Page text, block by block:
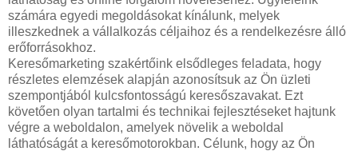
számára egyedi megoldásokat kínálunk, melyek
illeszkednek a vállalkozás céljaihoz és a rendelkezésre álló
erőforrásokhoz.
Keresőmarketing szakértőink elsődleges feladata, hogy
részletes elemzések alapján azonosítsuk az Ön üzleti
szempontjából kulcsfontosságú keresőszavakat. Ezt
követően olyan tartalmi és technikai fejlesztéseket hajtunk
végre a weboldalon, amelyek növelik a weboldal
láthatóságát a keresőmotorokban. Célunk, hogy az Ön